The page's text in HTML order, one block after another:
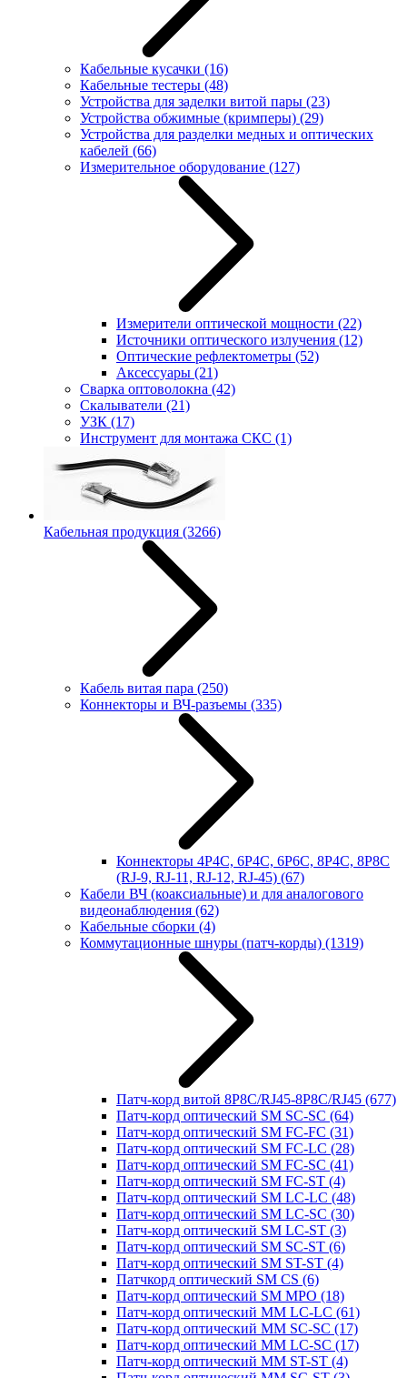
Кабельные кусачки (16)
Кабельные тестеры (48)
Устройства для заделки витой пары (23)
Устройства обжимные (кримперы) (29)
Устройства для разделки медных и оптических
кабелей (66)
Измерительное оборудование (127)
Измерители оптической мощности (22)
Источники оптического излучения (12)
Оптические рефлектометры (52)
Аксессуары (21)
Сварка оптоволокна (42)
Скалыватели (21)
УЗК (17)
Инструмент для монтажа СКС (1)
Кабельная продукция (3266)
Кабель витая пара (250)
Коннекторы и ВЧ-разъемы (335)
Коннекторы 4P4C, 6P4C, 6P6C, 8P4C, 8P8C
(RJ-9, RJ-11, RJ-12, RJ-45) (67)
Кабели ВЧ (коаксиальные) и для аналогового
видеонаблюдения (62)
Кабельные сборки (4)
Коммутационные шнуры (патч-корды) (1319)
Патч-корд витой 8P8C/RJ45-8P8C/RJ45 (677)
Патч-корд оптический SM SC-SC (64)
Патч-корд оптический SM FC-FC (31)
Патч-корд оптический SM FC-LC (28)
Патч-корд оптический SM FC-SC (41)
Патч-корд оптический SM FC-ST (4)
Патч-корд оптический SM LC-LC (48)
Патч-корд оптический SM LC-SC (30)
Патч-корд оптический SM LC-ST (3)
Патч-корд оптический SM SC-ST (6)
Патч-корд оптический SM ST-ST (4)
Патчкорд оптический SM CS (6)
Патч-корд оптический SM MPO (18)
Патч-корд оптический MM LC-LC (61)
Патч-корд оптический MM SC-SC (17)
Патч-корд оптический MM LC-SC (17)
Патч-корд оптический MM ST-ST (4)